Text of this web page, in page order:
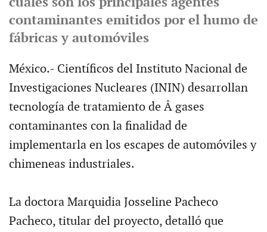
contaminantes emitidos por el humo de
fábricas y automóviles
México.- Científicos del Instituto Nacional de
Investigaciones Nucleares (ININ) desarrollan
tecnología de tratamiento de Â gases
contaminantes con la finalidad de
implementarla en los escapes de automóviles y
chimeneas industriales.
La doctora Marquidia Josseline Pacheco
Pacheco, titular del proyecto, detalló que